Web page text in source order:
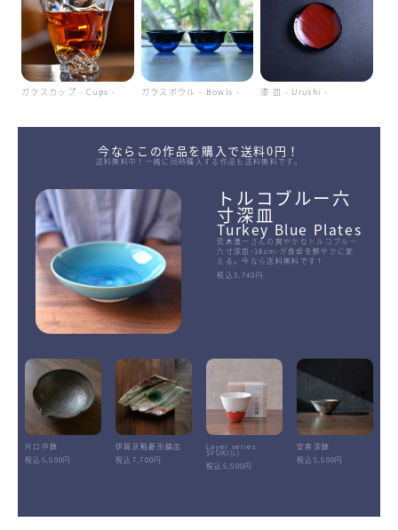
ガラスカップ - Cups - ガラスボウル - Bowls - 漆 皿 - Urushi -
今ならこの作品を購入で送料0円！
送料無料中！一緒に同時購入する作品も送料無料です。
トルコブルー六
寸深皿
Turkey Blue Plates
荒木漢一さんの爽やかなトルコブルー
六寸深皿-18cm-が食卓を鮮やかに変
える。今なら送料無料です！
税込3,740円
片口中鉢
税込5,500円
伊賀灰釉菱形鎬皿
税込7,700円
Layer.series
SYUKI(L)
税込5,500円
安南深鉢
税込5,500円